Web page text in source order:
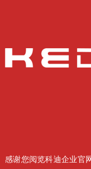
感谢您阅览科迪企业官